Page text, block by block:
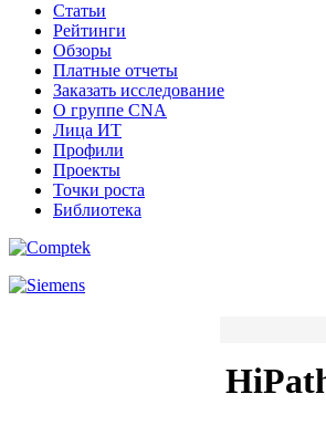
Статьи
Рейтинги
Обзоры
Платные отчеты
Заказать исследование
О группе CNA
Лица ИТ
Профили
Проекты
Точки роста
Библиотека